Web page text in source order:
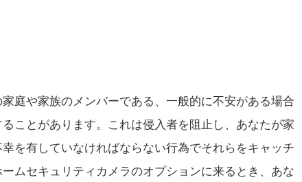
庭や家族のメンバーである、一般的に不安がある場合
ことがあります。これは侵入者を阻止し、あなたが家
を有していなければならない行為でそれらをキャッチ
ムセキュリティカメラのオプションに来るとき、あな